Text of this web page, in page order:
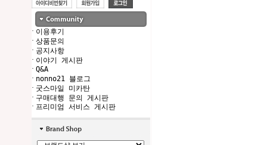
· 이용후기
· 상품문의
· 공지사항
· 이야기 게시판
· Q&A
· nonno21 블로그
· 굿스마일 미카탄
· 구매대행 문의 게시판
· 프리미엄 서비스 게시판